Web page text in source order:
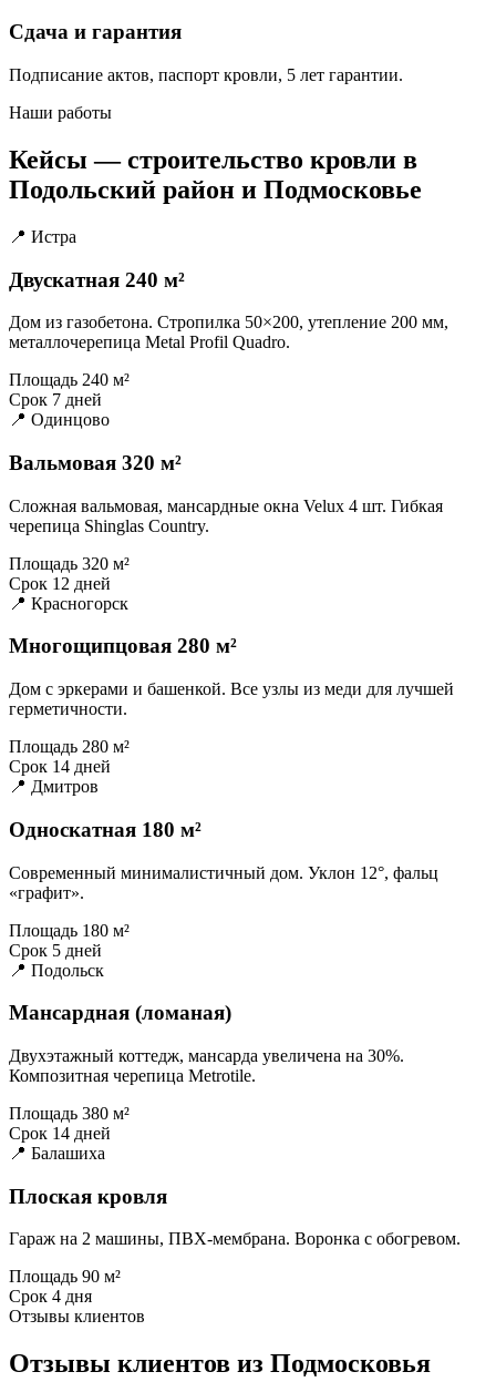
Сдача и гарантия
Подписание актов, паспорт кровли, 5 лет гарантии.
Наши работы
Кейсы — строительство кровли в
Подольский район и Подмосковье
📍 Истра
Двускатная 240 м²
Дом из газобетона. Стропилка 50×200, утепление 200 мм,
металлочерепица Metal Profil Quadro.
Площадь 240 м²
Срок 7 дней
📍 Одинцово
Вальмовая 320 м²
Сложная вальмовая, мансардные окна Velux 4 шт. Гибкая
черепица Shinglas Country.
Площадь 320 м²
Срок 12 дней
📍 Красногорск
Многощипцовая 280 м²
Дом с эркерами и башенкой. Все узлы из меди для лучшей
герметичности.
Площадь 280 м²
Срок 14 дней
📍 Дмитров
Односкатная 180 м²
Современный минималистичный дом. Уклон 12°, фальц
«графит».
Площадь 180 м²
Срок 5 дней
📍 Подольск
Мансардная (ломаная)
Двухэтажный коттедж, мансарда увеличена на 30%.
Композитная черепица Metrotile.
Площадь 380 м²
Срок 14 дней
📍 Балашиха
Плоская кровля
Гараж на 2 машины, ПВХ-мембрана. Воронка с обогревом.
Площадь 90 м²
Срок 4 дня
Отзывы клиентов
Отзывы клиентов из Подмосковья